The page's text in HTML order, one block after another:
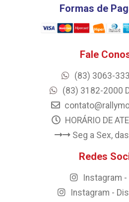
Formas de
Fale
(83) 3063-
(83) 3182-2000
HORÁRIO DE
Seg a Sex,
Redes
Instagram
Instagram -